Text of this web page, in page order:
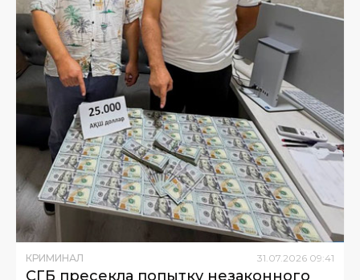
КРИМИНАЛ 31.07.2026 09:41
СГБ пресекла попытку незаконного